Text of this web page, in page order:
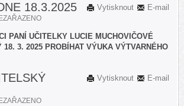
E-mail
Vytisknout
18.3.2025
PANÍ UČITELKY LUCIE MUCHOVIČOVÉ
18. 3. 2025 PROBÍHAT VÝUKA VÝTVARNÉHO
E-mail
Vytisknout